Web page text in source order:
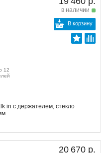
в наличии
В корзину
12
in с держателем, стекло
20 670 р.